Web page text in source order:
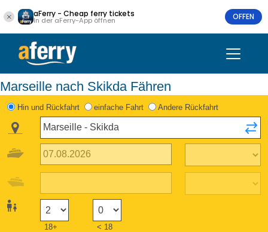
aFerry - Cheap ferry tickets
In der aFerry-App öffnen OFFEN
Marseille nach Skikda Fähren
Hin und Rückfahrt einfache Fahrt Andere Rückfahrt
18+ < 18